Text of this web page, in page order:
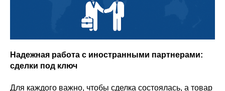
Надежная работа с иностранными партнерами:
сделки под ключ
Для каждого важно, чтобы сделка состоялась, а товар